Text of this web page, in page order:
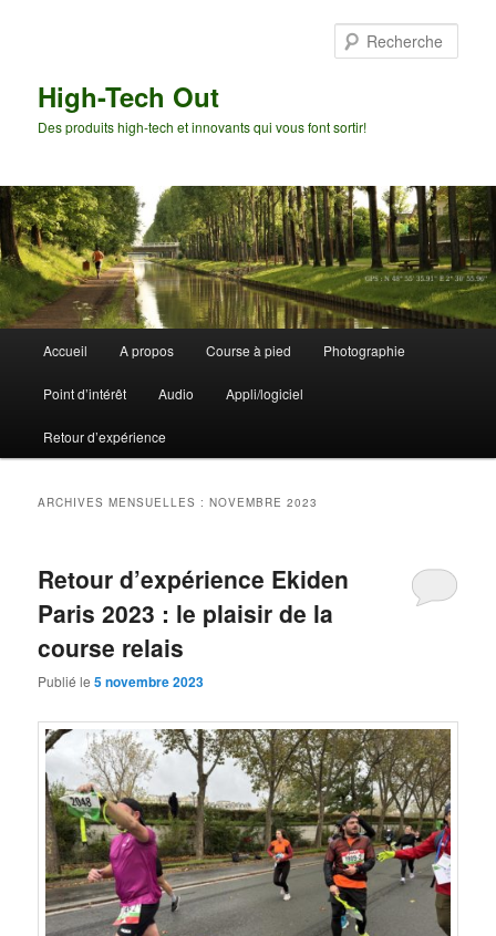
High-Tech Out
Des produits high-tech et innovants qui vous font sortir!
principal
Accueil A propos Course à pied Photographie
Point d’intérêt Audio Appli/logiciel
Retour d’expérience
ARCHIVES MENSUELLES :NOVEMBRE 2023
Retour d’expérience Ekiden
Paris 2023 : le plaisir de la
course relais
Publié le5 novembre 2023